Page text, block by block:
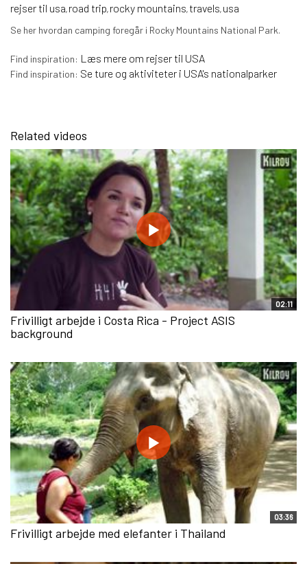
rejser til usa, road trip, rocky mountains, travels, usa
Se her hvordan camping foregår i Rocky Mountains National Park.
Find inspiration: Læs mere om rejser til USA
Find inspiration: Se ture og aktiviteter i USA's nationalparker
Related videos
02:11
Frivilligt arbejde i Costa Rica - Project ASIS
background
03:36
Frivilligt arbejde med elefanter i Thailand